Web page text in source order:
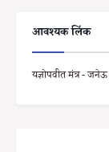
आवश्यक लिंक
यज्ञोपवीत मंत्र -